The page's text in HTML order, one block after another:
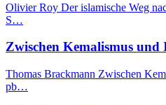
Olivier Roy Der islamische Weg
S…
Zwischen Kemalismus und
Thomas Brackmann Zwischen
pb…